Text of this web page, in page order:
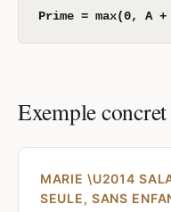
Prime = max(0, A
Exemple concret
MARIE \U2014
SEULE, SANS